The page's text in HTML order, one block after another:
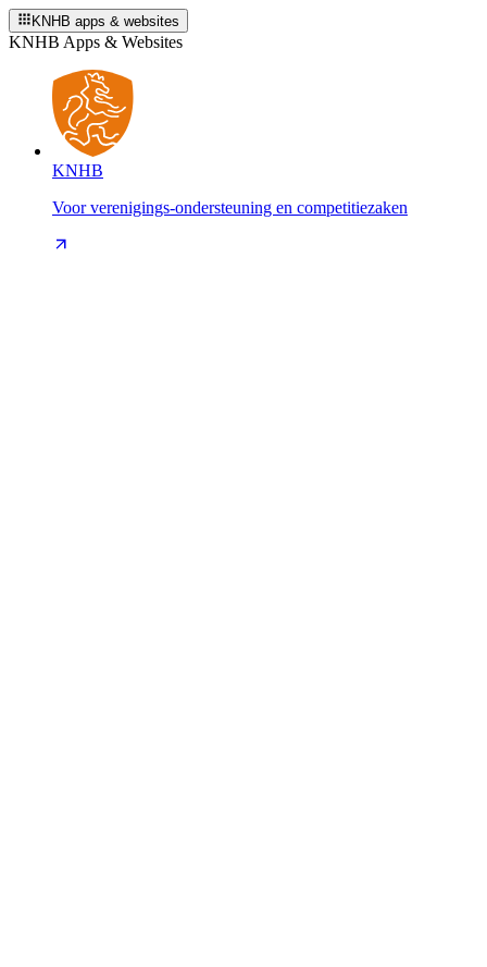
KNHB apps & websites
KNHB Apps & Websites
KNHB
Voor verenigings-ondersteuning en competitiezaken